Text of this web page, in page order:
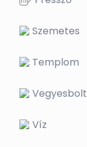
Szemetes
Templom
Vegyesbolt
Víz